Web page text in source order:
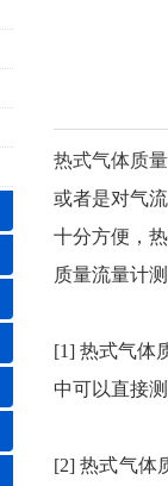
热式气体质
或者是对气流
十分方便
质量流量计测
[1] 热式气体
中可以直接测
[2] 热式气体